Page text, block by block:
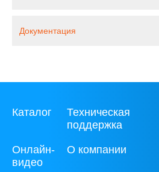
Документация
Каталог
Техническая
поддержка
Онлайн-
видео
О компании